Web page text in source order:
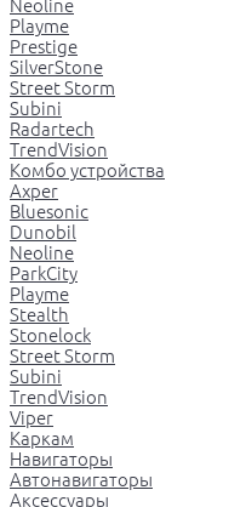
Neoline
Playme
Prestige
SilverStone
Street Storm
Subini
Radartech
TrendVision
Комбо устройства
Axper
Bluesonic
Dunobil
Neoline
ParkCity
Playme
Stealth
Stonelock
Street Storm
Subini
TrendVision
Viper
Каркам
Навигаторы
Автонавигаторы
Аксессуары